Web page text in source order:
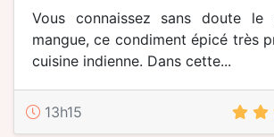
Vous connaissez sans doute
mangue, ce condiment épicé très
cuisine indienne. Dans cette...
13h15